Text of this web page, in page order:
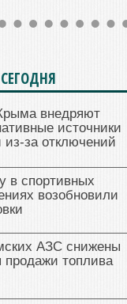
внедряют
источники
из-за отключений
в спортивных
возобновили
АЗС снижены
топлива